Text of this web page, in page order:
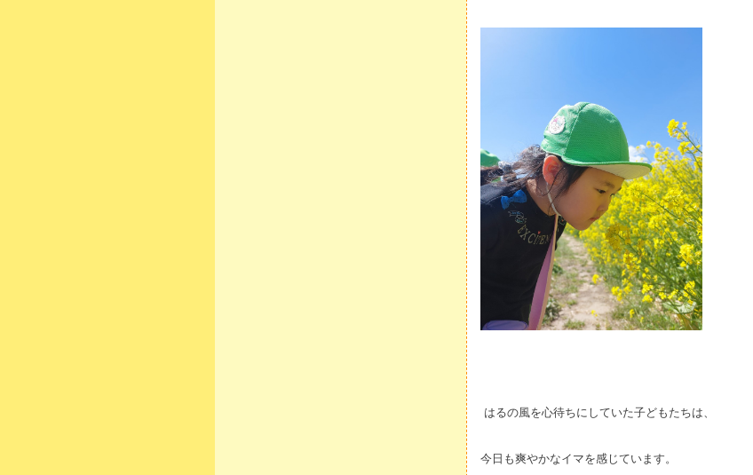
はるの風を心待ちにしていた子どもたちは、
今日も爽やかなイマを感じています。